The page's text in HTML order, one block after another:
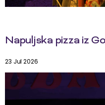
Napuljska pizza iz
23 Jul 2026